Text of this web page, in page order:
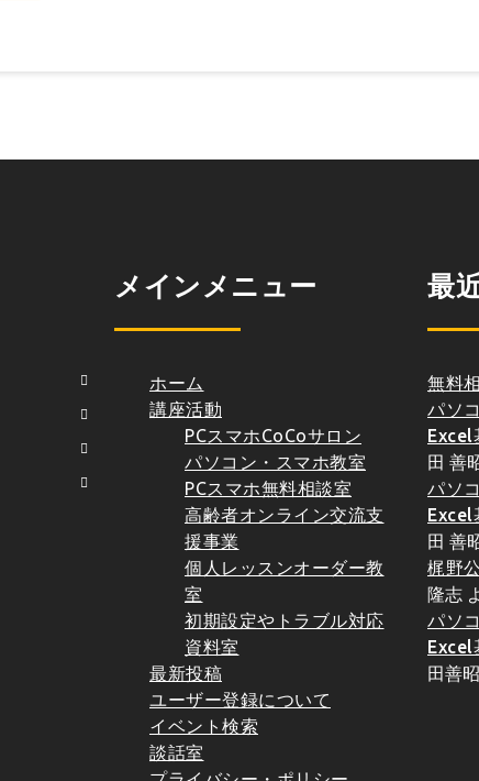
メインメニュー
ホーム
講座活動
PCスマホCoCoサロン
パソコン・スマホ教室
PCスマホ無料相談室
高齢者オンライン交流支
援事業
個人レッスンオーダー教
室
初期設定やトラブル対応
資料室
最新投稿
ユーザー登録について
イベント検索
談話室
最
無料
パソ
Excel
田 善
パソ
Excel
田 善
梶野
隆志
パソ
Excel
田善昭